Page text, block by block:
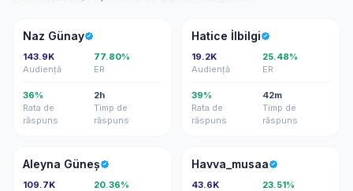
NG
Naz Günay
143.9K
Audiență
77.80%
ER
36%
Rata de
răspuns
2h
Timp de
răspuns
Hİ
Hatice İlbilgi
19.2K
Audiență
25.48%
ER
39%
Rata de
răspuns
42m
Timp de
răspuns
AG
Aleyna Güneş
109.7K
20.36%
H
Havva_musaa
43.6K
23.51%